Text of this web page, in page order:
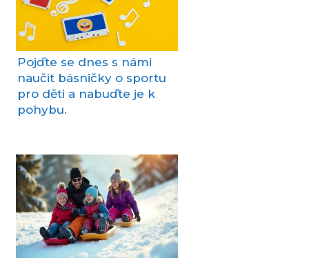
Pojďte se dnes s námi
naučit básničky o sportu
pro děti a nabuďte je k
pohybu.